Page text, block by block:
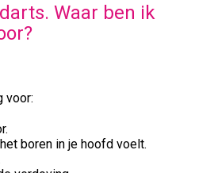
Waar ben ik
voor:
boren in je hoofd voelt.